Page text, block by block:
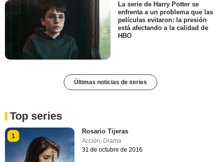
La serie de Harry Potter se
enfrenta a un problema que las
películas evitaron: la presión
está afectando a la calidad de
HBO
Últimas noticias de series
Top series
1
Rosario Tijeras
Acción Drama
31 de octubre de 2016